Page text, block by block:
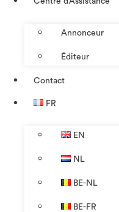
Annonceur
Éditeur
Contact
FR
EN
NL
BE-NL
BE-FR